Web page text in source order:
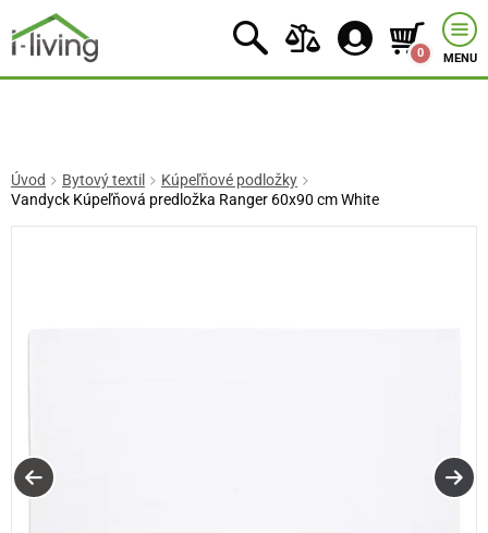
0 MENU
Úvod Bytový textil
Kúpeľňové podložky
Vandyck Kúpeľňová predložka Ranger 60x90 cm White